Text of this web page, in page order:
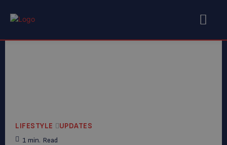
LIFESTYLE UPDATES
1 min. Read